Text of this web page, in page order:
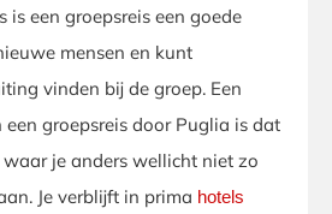
is een groepsreis een goede
mensen en kunt
vinden bij de groep. Een
groepsreis door Puglia is dat
je anders wellicht niet zo
Je verblijft in prima hotels